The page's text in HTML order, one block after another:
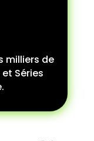
milliers de
Séries